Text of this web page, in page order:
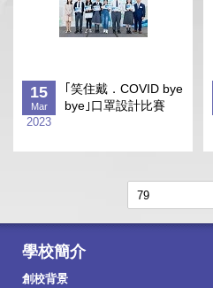
15
Mar
2023
｢笑住戴．COVID bye
bye｣口罩設計比賽
學校簡介
創校背景